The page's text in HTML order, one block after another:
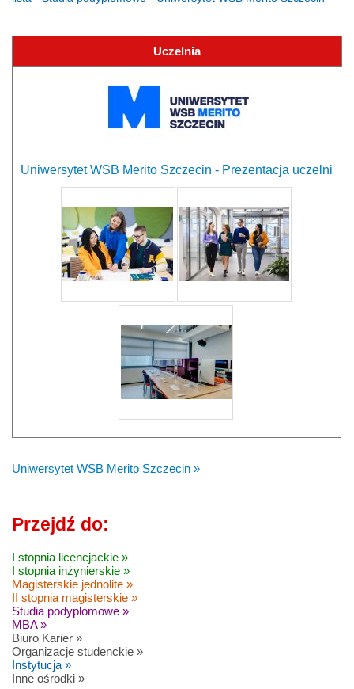
Uczelnia
Uniwersytet WSB Merito Szczecin - Prezentacja uczelni
Uniwersytet WSB Merito Szczecin »
Przejdź do:
I stopnia licencjackie »
I stopnia inżynierskie »
Magisterskie jednolite »
II stopnia magisterskie »
Studia podyplomowe »
MBA »
Biuro Karier »
Organizacje studenckie »
Instytucja »
Inne ośrodki »